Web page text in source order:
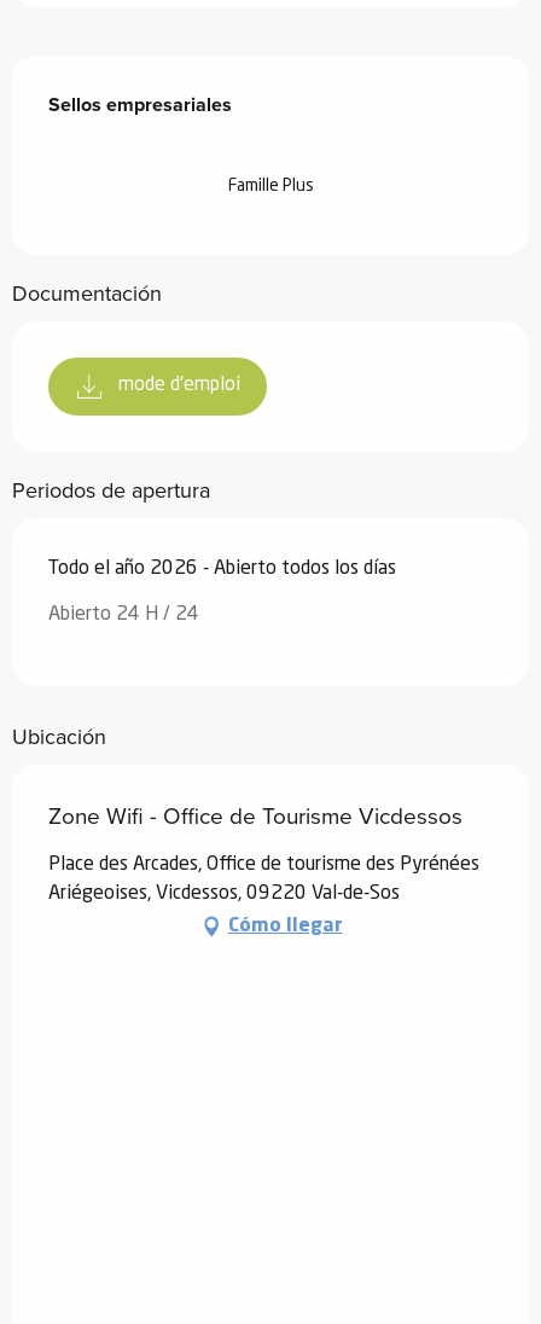
Sellos empresariales
Sellos empresariales
Famille Plus
Documentación
mode d'emploi
Periodos de apertura
Todo el año 2026 - Abierto todos los días
Abierto 24 H / 24
Ubicación
Zone Wifi - Office de Tourisme Vicdessos
Place des Arcades, Office de tourisme des Pyrénées
Ariégeoises, Vicdessos, 09220 Val-de-Sos
Cómo llegar